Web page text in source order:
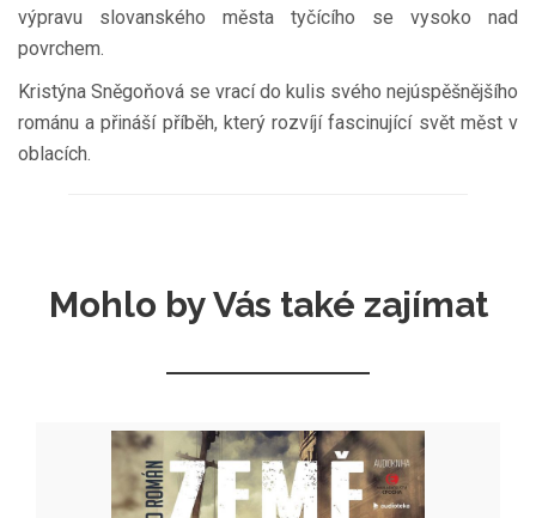
výpravu slovanského města tyčícího se vysoko nad
povrchem.
Kristýna Sněgoňová se vrací do kulis svého nejúspěšnějšího
románu a přináší příběh, který rozvíjí fascinující svět měst v
oblacích.
Mohlo by Vás také zajímat